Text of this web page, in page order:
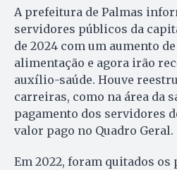
A prefeitura de Palmas
servidores públicos da
de 2024 com um aumento
alimentação e agora irão
auxílio-saúde. Houve
carreiras, como na área da
pagamento dos servidores
valor pago no Quadro Geral.
Em 2022, foram quitados os